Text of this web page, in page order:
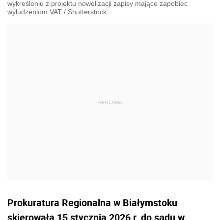
wykreśleniu z projektu nowelizacji zapisy mające zapobiec
wyłudzeniom VAT / Shutterstock
Prokuratura Regionalna w Białymstoku
skierowała 15 stycznia 2026 r. do sądu w